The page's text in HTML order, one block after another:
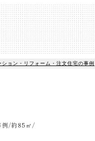
ション・リフォーム・注文住宅の事例
例/約85㎡/